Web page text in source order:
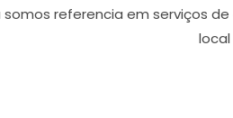
referencia em serviços